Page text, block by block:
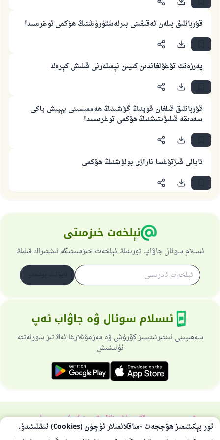
قۇربانلىق بىلەن ئەقىقىنى بىرلەشتۈرۈشنىڭ ھۆكمى توغرسىدا
پەرزەنت تۇغۇلغاندىن كىيىن نېمىلەرنى قىلىش كېرەك
قۇربانلىق قىلغان قوينىڭ گۆشىنىڭ ھەممىسىنى يېيىش ياكى
سەدىقە قىلىۋىتىشنىڭ ھۆكمى توغرىسىدا
ئايالى قىزتۇغسا نارازى بولۇشنىڭ ھۆكمى
ئېلخەت خىزمىتى
ئىسلام سوئال جاۋاپ تورىنىڭ ئېلخەت خىزمىىتىگە ئىشتىراك قىلىڭ
ئىسلام سوئال ۋە جاۋاب ئەپ
سەھىپىنى ئىنتىرنىتسىز كۆرۈش ۋە مەزمۇنلارغا ئەڭ تىز سۈرئەتتە
ئۈلىشىش
تورسەھىپىسى ھەققىدەباش نازارەتچىخۇسۇسىي سىياسەت
بارلىق ھوقۇق ئىسلام سوئال-جاۋاپ تورىغا مەنسۇپتۇر 1997-2025 ©
پەيغەمبەرئەلەيھىسسالام مۇنداق دېگەن:
ياخشىلىققا باشلارپ قويغان كىشى قىلغۇچىغا
تور بېكىتىمىز ھۆججەت -ساقلانمىلار ئۈچۈن (Cookies) ئىشلىتىدۇ.